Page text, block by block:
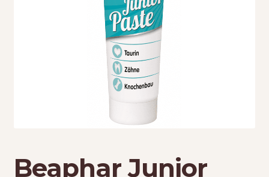
Τσάντες μεταφοράς
Φροντίδα – Είδη Υγιεινής
Beaphar Junior